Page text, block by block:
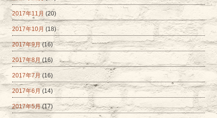
2017年11月 (20)
2017年10月 (18)
2017年9月(16)
2017年8月 (16)
2017年7月(16)
2017年6月 (14)
2017年5月(17)